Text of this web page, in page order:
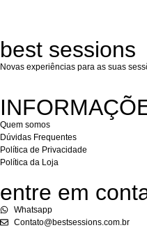
best sessions
Novas experiências para as suas
Quem somos
Dúvidas Frequentes
Política de Privacidade
Política da Loja
entre em
Whatsapp
Contato@bestsessions.com.br